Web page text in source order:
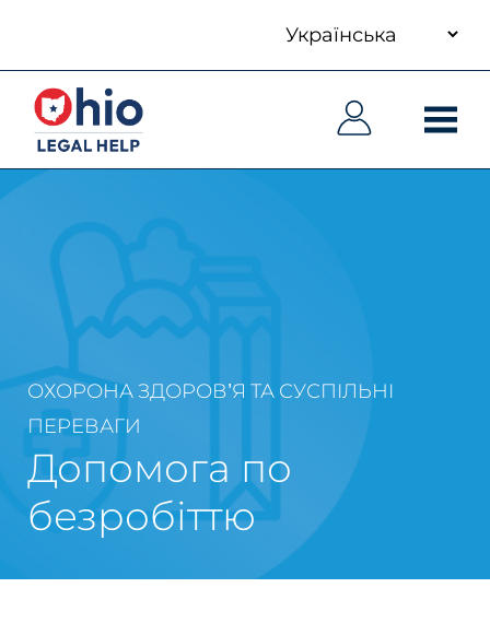
main
content
language
Основна
навіґація
Основна
навіґація
ОХОРОНА ЗДОРОВ'Я ТА СУСПІЛЬНІ
ПЕРЕВАГИ
Допомога по
безробіттю